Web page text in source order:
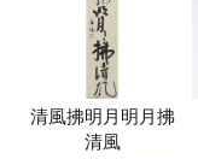
清風拂明月明月拂
清風